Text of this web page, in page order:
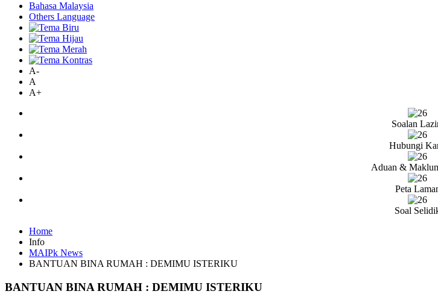
Bahasa Malaysia
Others Language
A-
A
A+
Soalan
Hubungi
Aduan &
Peta
Soal
Home
Info
MAIPk News
BANTUAN BINA RUMAH : DEMIMU ISTERIKU
BANTUAN BINA RUMAH : DEMIMU ISTERIKU